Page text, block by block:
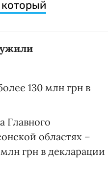
130 млн грн в
Главного
областях –
грн в декларации